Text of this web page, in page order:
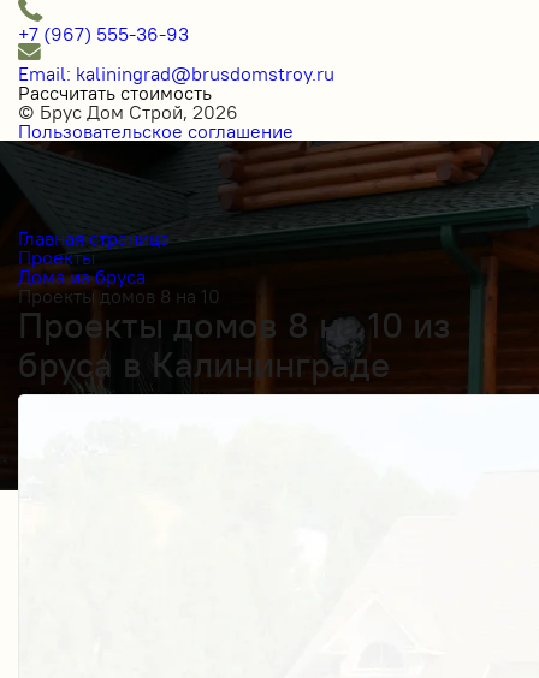
+7 (967) 555-36-93
Email: kaliningrad@brusdomstroy.ru
Рассчитать стоимость
© Брус Дом Строй, 2026
Пользовательское соглашение
Главная страница
Проекты
Дома из бруса
Проекты домов 8 на 10
Проекты домов 8 на 10 из
бруса в Калининграде
Получить косультацию